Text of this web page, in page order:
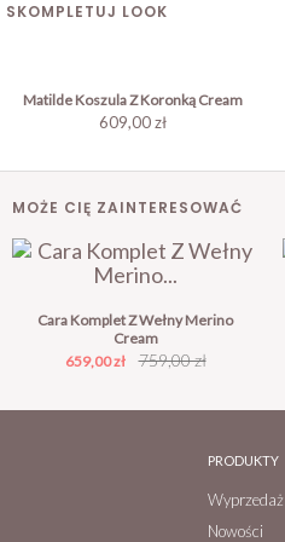
SKOMPLETUJ LOOK
Matilde Koszula Z Koronką Cream
609,00 zł
MOŻE CIĘ ZAINTERESOWAĆ
Cara Komplet Z Wełny Merino
Cream
Cena
659,00 zł
Cena
759,00 zł
PRODUKTY
Wyprzedaż
Nowości